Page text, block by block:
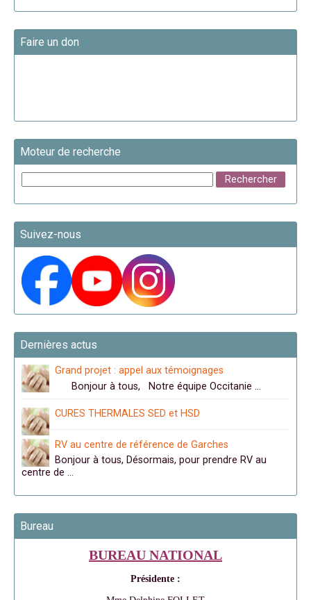
Faire un don
Moteur de recherche
Suivez-nous
Dernières actus
Grand projet : appel aux témoignages
Bonjour à tous, Notre équipe Occitanie …
CURES THERMALES SED et HSD
RV au centre de référence de Garches
Bonjour à tous, Désormais, pour prendre RV au
centre de …
Bureau
BUREAU NATIONAL
Présidente :